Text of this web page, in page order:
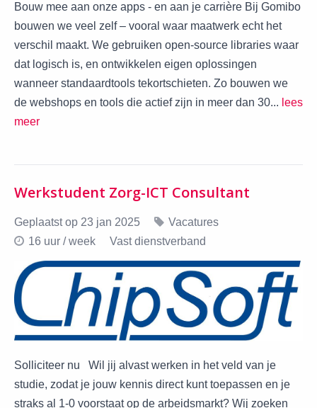
Bouw mee aan onze apps - en aan je carrière Bij Gomibo
bouwen we veel zelf – vooral waar maatwerk echt het
verschil maakt. We gebruiken open-source libraries waar
dat logisch is, en ontwikkelen eigen oplossingen
wanneer standaardtools tekortschieten. Zo bouwen we
de webshops en tools die actief zijn in meer dan 30... lees
meer
Werkstudent Zorg-ICT Consultant
Geplaatst op 23 jan 2025
Vacatures
16 uur / week
Vast dienstverband
Solliciteer nu Wil jij alvast werken in het veld van je
studie, zodat je jouw kennis direct kunt toepassen en je
straks al 1-0 voorstaat op de arbeidsmarkt? Wij zoeken